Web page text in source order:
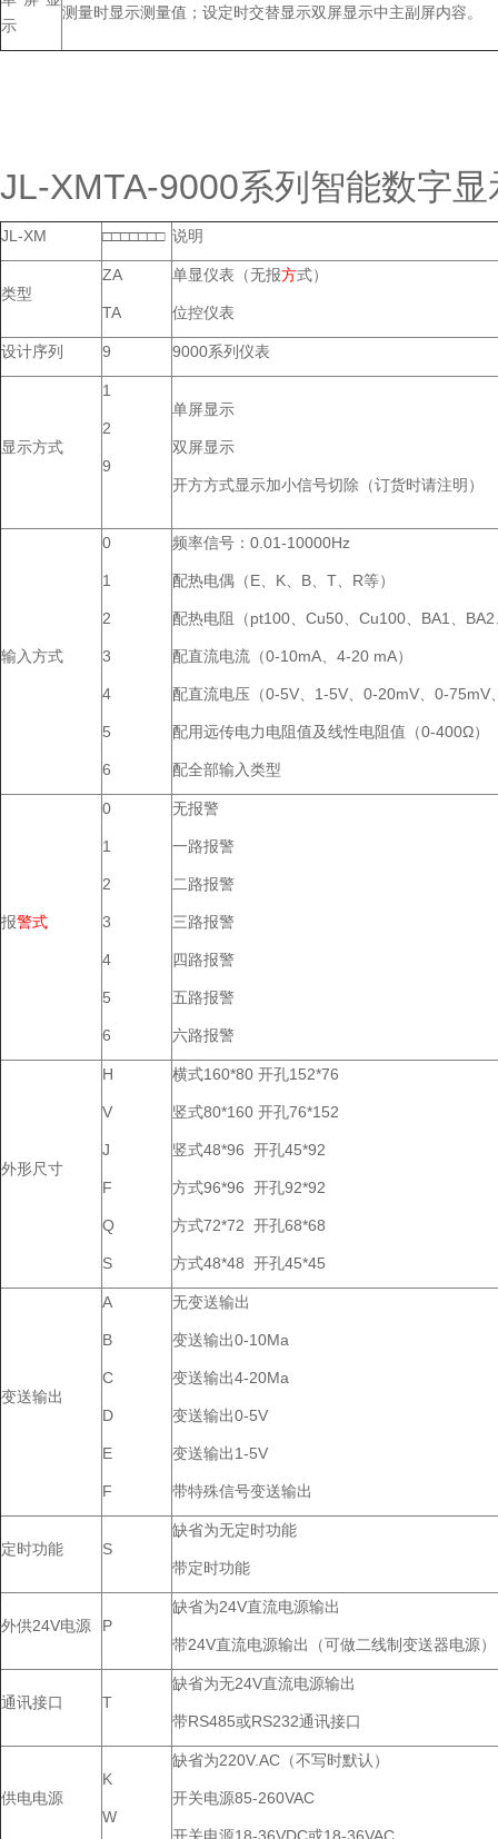
示
测量时显示测量值；设定时交替显示双屏显示中主副屏内容。
JL-XMTA-9000系列智能数字
JL-XM □□□□□□□ 说明
类型
ZA
TA
单显仪表（无报方式）
位控仪表
设计序列 9 9000系列仪表
显示方式
1
2
9
单屏显示
双屏显示
开方方式显示加小信号切除（订货时请注明）
输入方式
0
1
2
3
4
5
6
频率信号：0.01-10000Hz
配热电偶（E、K、B、T、R等）
配热电阻（pt100、Cu50、Cu100、BA1、
配直流电流（0-10mA、4-20 mA）
配直流电压（0-5V、1-5V、0-20mV、0-75mV
配用远传电力电阻值及线性电阻值（0-400Ω）
配全部输入类型
报警式
0
1
2
3
4
5
6
无报警
一路报警
二路报警
三路报警
四路报警
五路报警
六路报警
外形尺寸
H
V
J
F
Q
S
横式160*80 开孔152*76
竖式80*160 开孔76*152
竖式48*96 开孔45*92
方式96*96 开孔92*92
方式72*72 开孔68*68
方式48*48 开孔45*45
变送输出
A
B
C
D
E
F
无变送输出
变送输出0-10Ma
变送输出4-20Ma
变送输出0-5V
变送输出1-5V
带特殊信号变送输出
定时功能 S
缺省为无定时功能
带定时功能
外供24V电源 P
缺省为24V直流电源输出
带24V直流电源输出（可做二线制变送器电源）
通讯接口 T
缺省为无24V直流电源输出
带RS485或RS232通讯接口
供电电源
K
W
缺省为220V.AC（不写时默认）
开关电源85-260VAC